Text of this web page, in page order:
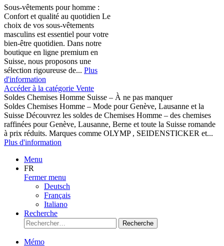
Sous-vêtements pour homme :
Confort et qualité au quotidien Le
choix de vos sous-vêtements
masculins est essentiel pour votre
bien-être quotidien. Dans notre
boutique en ligne premium en
Suisse, nous proposons une
sélection rigoureuse de... Plus
d'information
Accéder à la catégorie Vente
Soldes Chemises Homme Suisse – À ne pas manquer
Soldes Chemises Homme – Mode pour Genève, Lausanne et la
Suisse Découvrez les soldes de Chemises Homme – des chemises
raffinées pour Genève, Lausanne, Berne et toute la Suisse romande
à prix réduits. Marques comme OLYMP , SEIDENSTICKER et...
Plus d'information
Menu
FR
Fermer menu
Deutsch
Français
Italiano
Recherche
Recherche
Mémo